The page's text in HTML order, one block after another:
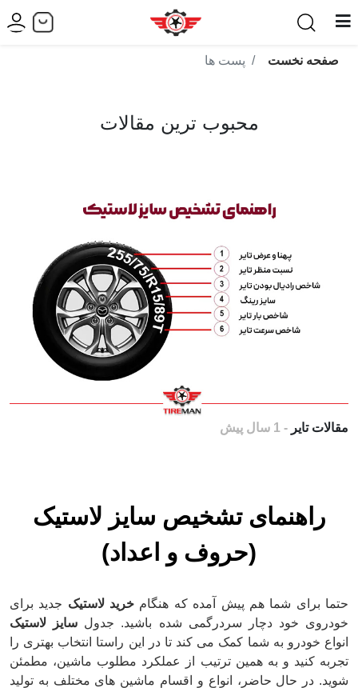
صفحه نخست پست ها
محبوب ترین مقالات
مقالات تایر - 1 سال پیش
راهنمای تشخیص سایز لاستیک
(حروف و اعداد)
حتما برای شما هم پیش آمده که هنگام خرید لاستیکجدید
خودروی خود دچار سردرگمی شده باشید. جدول
سایز
انواع خودرو به شما کمک می کند تا در این راستا انتخاب
تجربه کنید و به همین ترتیب از عملکرد مطلوب ماشین،
شوید. در حال حاضر، انواع و اقسام ماشین های مختلف به